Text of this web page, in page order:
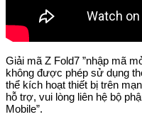
Giải mã Z Fold7 ”nhập mã
không được phép sử dụng
thể kích hoạt thiết bị trên
hỗ trợ, vui lòng liên hệ bộ
Mobile”.